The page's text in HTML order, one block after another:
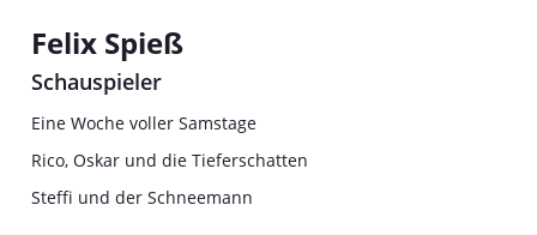
Felix Spieß
Schauspieler
Eine Woche voller Samstage
Rico, Oskar und die Tieferschatten
Steffi und der Schneemann